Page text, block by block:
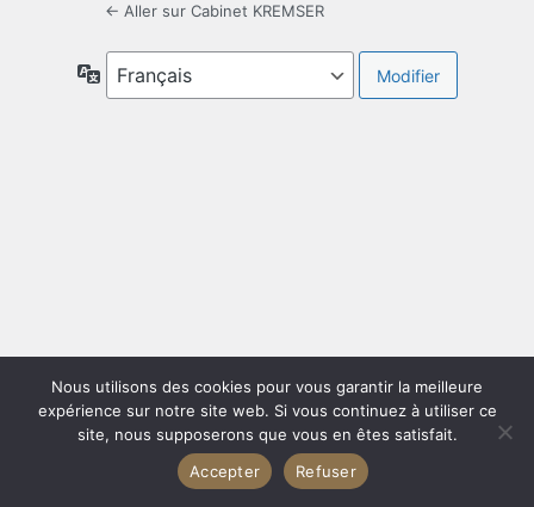
← Aller sur Cabinet KREMSER
Langue
Nous utilisons des cookies pour vous garantir la meilleure
expérience sur notre site web. Si vous continuez à utiliser ce
site, nous supposerons que vous en êtes satisfait.
Accepter
Refuser